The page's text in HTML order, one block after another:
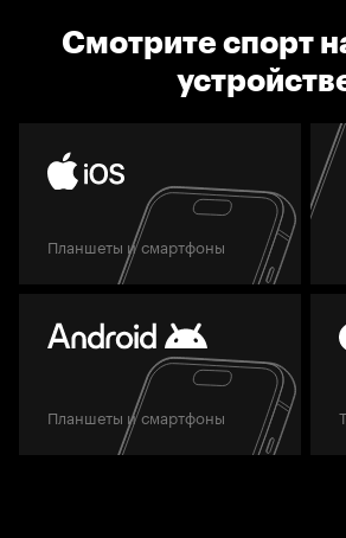
Смотрите спорт
Планшеты и смартфоны
Планшеты и смартфоны